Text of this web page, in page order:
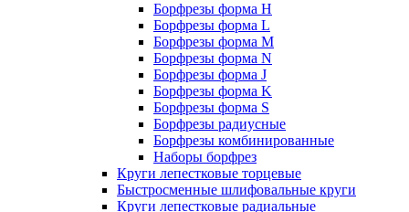
Борфрезы форма H
Борфрезы форма L
Борфрезы форма M
Борфрезы форма N
Борфрезы форма J
Борфрезы форма K
Борфрезы форма S
Борфрезы радиусные
Борфрезы комбинированные
Наборы борфрез
Круги лепестковые торцевые
Быстросменные шлифовальные круги
Круги лепестковые радиальные